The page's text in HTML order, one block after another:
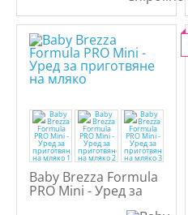
Baby Brezza Formula
PRO Mini - Уред за
приготвяне на